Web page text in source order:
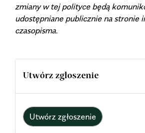
zmiany w tej polityce będą
udostępniane publicznie na stronie
czasopisma.
Utwórz zgłoszenie
Utwórz zgłoszenie